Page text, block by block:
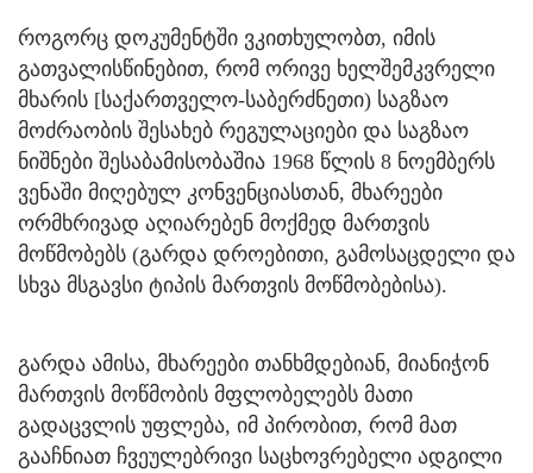
როგორც დოკუმენტში ვკითხულობთ, იმის
გათვალისწინებით, რომ ორივე ხელშემკვრელი
მხარის [საქართველო-საბერძნეთი) საგზაო
მოძრაობის შესახებ რეგულაციები და საგზაო
ნიშნები შესაბამისობაშია 1968 წლის 8 ნოემბერს
ვენაში მიღებულ კონვენციასთან, მხარეები
ორმხრივად აღიარებენ მოქმედ მართვის
მოწმობებს (გარდა დროებითი, გამოსაცდელი და
სხვა მსგავსი ტიპის მართვის მოწმობებისა).
გარდა ამისა, მხარეები თანხმდებიან, მიანიჭონ
მართვის მოწმობის მფლობელებს მათი
გადაცვლის უფლება, იმ პირობით, რომ მათ
გააჩნიათ ჩვეულებრივი საცხოვრებელი ადგილი